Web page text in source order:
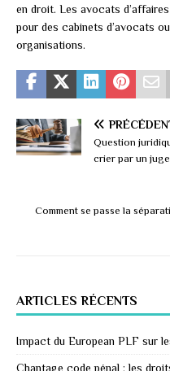
en droit. Les avocats
pour des cabinets d’avocats
organisations.
Question
crier par un juge
Comment se passe la
ARTICLES RÉCENTS
Impact du European PLF sur
Chantage code pénal : les